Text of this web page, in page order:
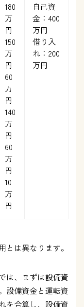
180
万
円
150
万
円
60
万
円
140
万
円
60
万
円
10
万
円
自己資
金：400
万円
借り入
れ：200
万円
は異なります。
は、まずは設備資
設備資金と運転資
を合算し、設備資